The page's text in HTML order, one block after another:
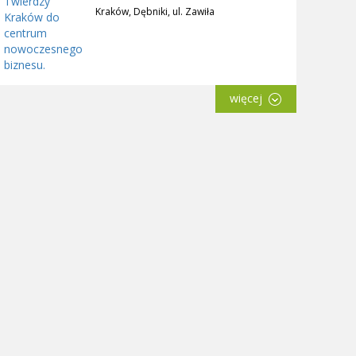
Kraków, Dębniki, ul. Zawiła
więcej